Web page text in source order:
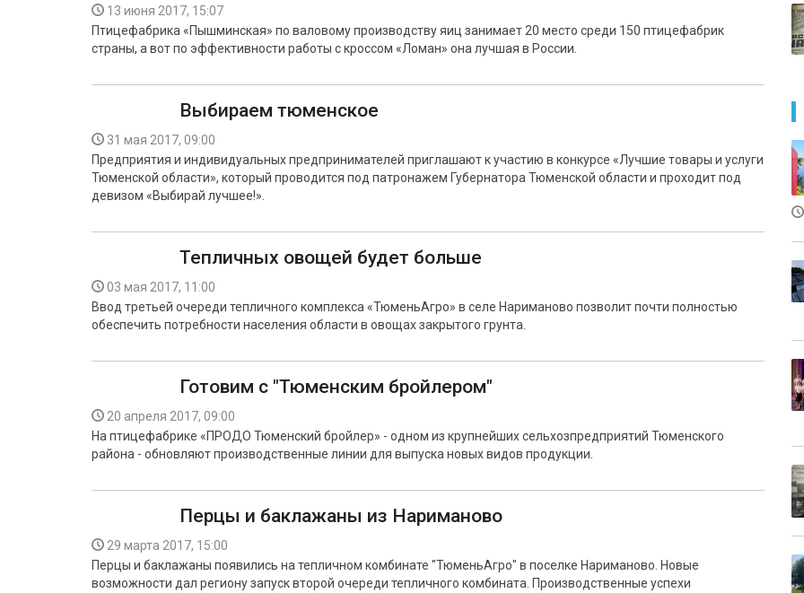
13 июня 2017, 15:07
Птицефабрика «Пышминская» по валовому производству яиц занимает 20 место среди 150 птицефабрик
страны, а вот по эффективности работы с кроссом «Ломан» она лучшая в России.
Выбираем тюменское
31 мая 2017, 09:00
Предприятия и индивидуальных предпринимателей приглашают к участию в конкурсе «Лучшие товары и услуги
Тюменской области», который проводится под патронажем Губернатора Тюменской области и проходит под
девизом «Выбирай лучшее!».
Тепличных овощей будет больше
03 мая 2017, 11:00
Ввод третьей очереди тепличного комплекса «ТюменьАгро» в селе Нариманово позволит почти полностью
обеспечить потребности населения области в овощах закрытого грунта.
Готовим с "Тюменским бройлером"
20 апреля 2017, 09:00
На птицефабрике «ПРОДО Тюменский бройлер» - одном из крупнейших сельхозпредприятий Тюменского
района - обновляют производственные линии для выпуска новых видов продукции.
Перцы и баклажаны из Нариманово
29 марта 2017, 15:00
Перцы и баклажаны появились на тепличном комбинате "ТюменьАгро" в поселке Нариманово. Новые
возможности дал региону запуск второй очереди тепличного комбината. Производственные успехи